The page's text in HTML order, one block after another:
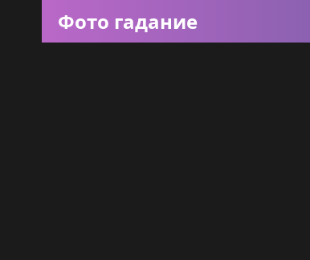
Фото гадание